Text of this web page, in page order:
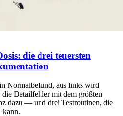
die drei teuersten
Normalbefund, aus links wird
Detailfehler mit dem größten
dazu — und drei Testroutinen, die
kann.